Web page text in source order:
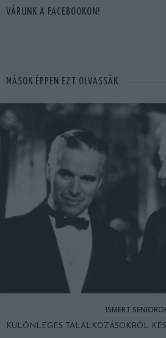
VÁRUNK A FACEBOOKON!
MÁSOK ÉPPEN EZT OLVASSÁK
ISMERT
KÜLÖNLEGES TALÁLKOZÁSOKRÓL